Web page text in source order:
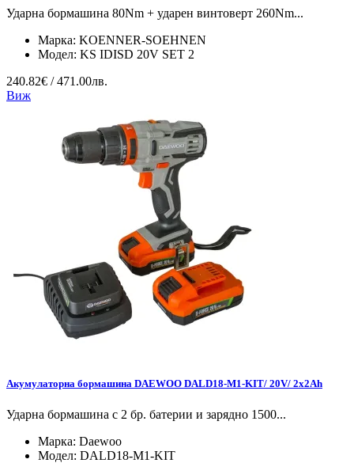
Ударна бормашина 80Nm + ударен винтоверт 260Nm...
Марка: KOENNER-SOEHNEN
Модел: KS IDISD 20V SET 2
240.82€ / 471.00лв.
Виж
Акумулаторна бормашина DAEWOO DALD18-M1-KIT/ 20V/ 2x2Ah
Ударна бормашина с 2 бр. батерии и зарядно 1500...
Марка: Daewoo
Модел: DALD18-M1-KIT